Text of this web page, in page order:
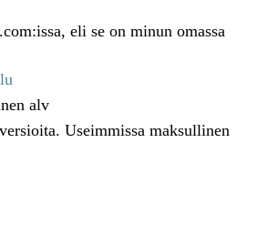
eli se on minun omassa
alv
Useimmissa maksullinen